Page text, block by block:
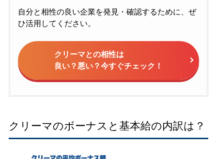
自分と相性の良い企業を発見・確認するために、ぜ
ひ活用してください。
クリーマとの相性は
良い？悪い？今すぐチェック！
クリーマのボーナスと基本給の内訳は？